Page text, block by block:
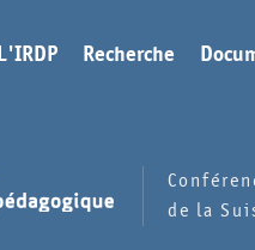
L'IRDP Recherche
de la